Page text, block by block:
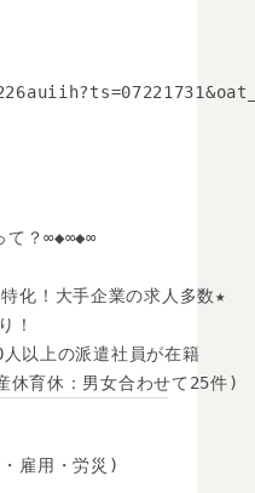
て？∞◆∞◆∞
化！大手企業の求人多数★
！
以上の派遣社員が在籍
休育休：男女合わせて25件)
雇用・労災)